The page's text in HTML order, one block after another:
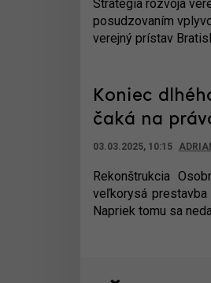
Stratégia rozvoja
posudzovaním
verejný prístav
Koniec
čaká na
03.03.2025, 10:15
Rekonštrukcia
veľkorysá
Napriek tomu sa